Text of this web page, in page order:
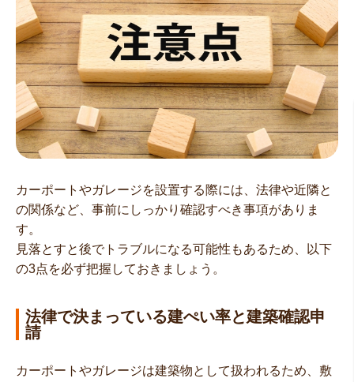
カーポートやガレージを設置する際には、法律や近隣と
の関係など、事前にしっかり確認すべき事項がありま
す。
見落とすと後でトラブルになる可能性もあるため、以下
の3点を必ず把握しておきましょう。
法律で決まっている建ぺい率と建築確認申
請
カーポートやガレージは建築物として扱われるため、敷